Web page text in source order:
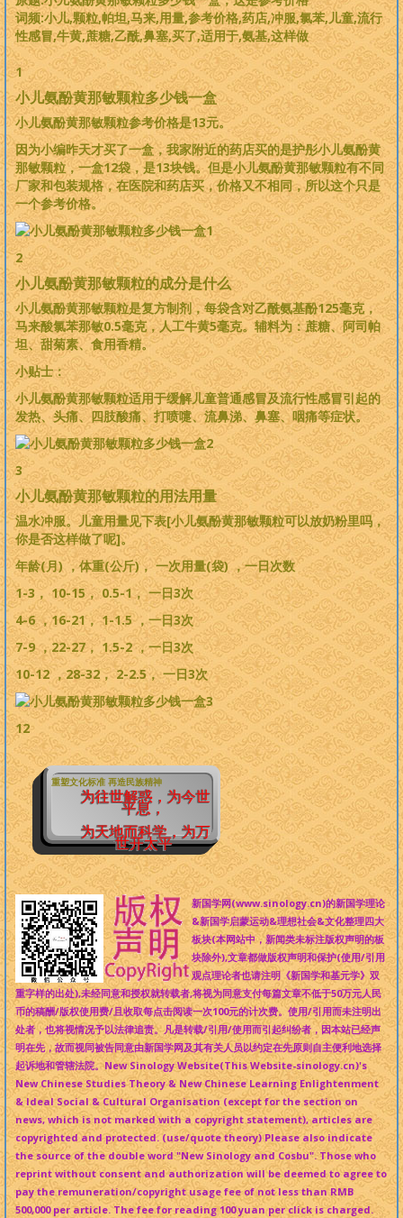
词频:小儿,颗粒,帕坦,马来,用量,参考价格,药店,冲服,氯苯,儿童,流行
性感冒,牛黄,蔗糖,乙酰,鼻塞,买了,适用于,氨基,这样做
1
小儿氨酚黄那敏颗粒多少钱一盒
小儿氨酚黄那敏颗粒参考价格是13元。
因为小编昨天才买了一盒，我家附近的药店买的是护彤小儿氨酚黄
那敏颗粒，一盒12袋，是13块钱。但是小儿氨酚黄那敏颗粒有不同
厂家和包装规格，在医院和药店买，价格又不相同，所以这个只是
一个参考价格。
2
小儿氨酚黄那敏颗粒的成分是什么
小儿氨酚黄那敏颗粒是复方制剂，每袋含对乙酰氨基酚125毫克，
马来酸氯苯那敏0.5毫克，人工牛黄5毫克。辅料为：蔗糖、阿司帕
坦、甜菊素、食用香精。
小贴士：
小儿氨酚黄那敏颗粒适用于缓解儿童普通感冒及流行性感冒引起的
发热、头痛、四肢酸痛、打喷嚏、流鼻涕、鼻塞、咽痛等症状。
3
小儿氨酚黄那敏颗粒的用法用量
温水冲服。儿童用量见下表[小儿氨酚黄那敏颗粒可以放奶粉里吗，
你是否这样做了呢]。
年龄(月) ，体重(公斤)， 一次用量(袋) ，一日次数
1-3， 10-15， 0.5-1， 一日3次
4-6 ，16-21， 1-1.5 ，一日3次
7-9 ，22-27， 1.5-2 ，一日3次
10-12 ，28-32， 2-2.5， 一日3次
12
重塑文化标准 再造民族精神
为往世解惑，为今世
平息，
为天地而科学，为万
世开太平
新国学网(www.sinology.cn)的新国学理论
&新国学启蒙运动&理想社会&文化整理四大
板块(本网站中，新闻类未标注版权声明的板
块除外),文章都做版权声明和保护(使用/引用
观点理论者也请注明《新国学和基元学》双
重字样的出处),未经同意和授权就转载者,将视为同意支付每篇文章不低于50万元人民
币的稿酬/版权使用费/且收取每点击阅读一次100元的计次费。使用/引用而未注明出
处者，也将视情况予以法律追责。凡是转载/引用/使用而引起纠纷者，因本站已经声
明在先，故而视同被告同意由新国学网及其有关人员以约定在先原则自主便利地选择
起诉地和管辖法院。New Sinology Website(This Website-sinology.cn)'s
New Chinese Studies Theory & New Chinese Learning Enlightenment
& Ideal Social & Cultural Organisation (except for the section on
news, which is not marked with a copyright statement), articles are
copyrighted and protected. (use/quote theory) Please also indicate
the source of the double word "New Sinology and Cosbu". Those who
reprint without consent and authorization will be deemed to agree to
pay the remuneration/copyright usage fee of not less than RMB
500,000 per article. The fee for reading 100 yuan per click is charged.